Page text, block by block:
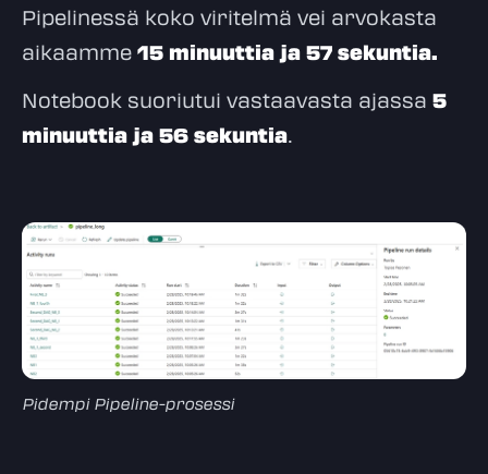
Pipelinessä koko viritelmä vei arvokasta
aikaamme15 minuuttia ja 57 sekuntia.
Notebook suoriutui vastaavasta ajassa 5
minuuttia ja 56 sekuntia.
Pidempi Pipeline-prosessi